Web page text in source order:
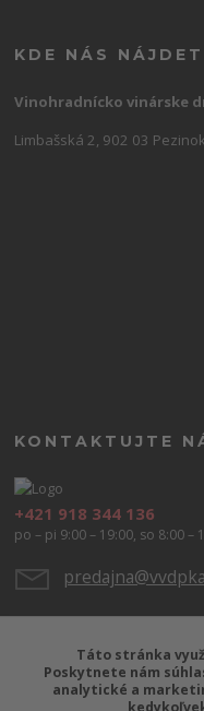
KDE NÁS
Vinohradnícko vinárske
Limbašská 2, 902 03 Pezinok
KONTAKTUJTE
+421 918 344 136
po – pi 9:00 – 19:00, so 8:00 –
Táto stránka
Poskytnete nám
analytické a